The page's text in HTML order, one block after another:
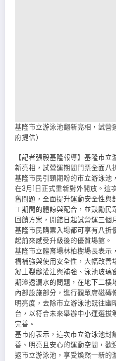
基隆市立游泳池翻新亮相，試營
府提供）
【記者張毅基隆報導】基隆市
新亮相，試營運期間門票全面八
基隆市民引頸期盼的市立游泳池
在3月1日正式重新對外開放。這
舊問題，全面提升運動安全性與
工期間的體諒與配合，並鼓勵民
回饋方案，開館日起試營運三個
基隆市民購票入場都可享有八折
起前來感受升級後的優質場館。
基隆市立體育場林柏樹場長表示
構補強與使用安全性，大幅改善
凝土裂縫灌注與補強、泳池玻璃
期滲透漏水的問題，在地下二樓
內部設施部分，進行觀眾席磁磚
明亮度，去除市立游泳池既往幽
台，以符合未來舉辦中小運選拔
完善。
基市府表示，這次市立游泳池封
善、明亮且安心的運動空間，歡
返市立游泳池，享受煥然一新的